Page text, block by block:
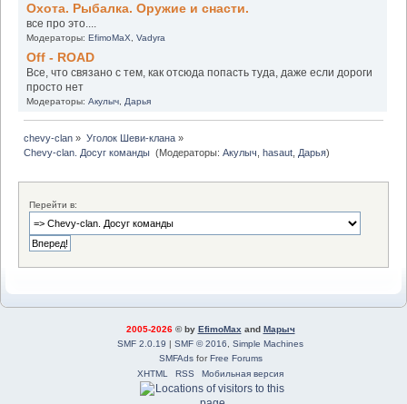
Охота. Рыбалка. Оружие и снасти.
все про это....
Модераторы: EfimoMaX Vadyra
Off - ROAD
Все, что связано с тем, как отсюда попасть туда, даже если дороги
просто нет
Модераторы: Акулыч, Дарья
chevy-clan » Уголок Шеви-клана»
Chevy-clan. Досуг команды (Модераторы:Акулыч ,hasaut Дарья)
Перейти в:
2005-2026© by EfimoMax and Марыч
SMF 2.0.19 | SMF © 2016
Simple Machines
SMFAdsforFree Forums
XHTML
RSS Мобильная версия